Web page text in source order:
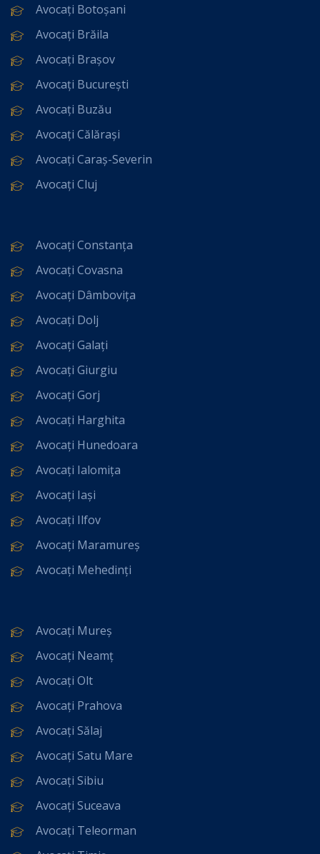
Avocați Botoșani
Avocați Brăila
Avocați Brașov
Avocați București
Avocați Buzău
Avocați Călărași
Avocați Caraș-Severin
Avocați Cluj
Avocați Constanța
Avocați Covasna
Avocați Dâmbovița
Avocați Dolj
Avocați Galați
Avocați Giurgiu
Avocați Gorj
Avocați Harghita
Avocați Hunedoara
Avocați Ialomița
Avocați Iași
Avocați Ilfov
Avocați Maramureș
Avocați Mehedinți
Avocați Mureș
Avocați Neamț
Avocați Olt
Avocați Prahova
Avocați Sălaj
Avocați Satu Mare
Avocați Sibiu
Avocați Suceava
Avocați Teleorman